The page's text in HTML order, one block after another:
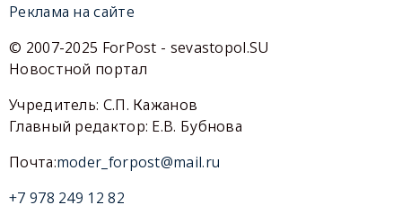
Реклама на сайте
© 2007-2025 ForPost - sevastopol.SU
Новостной портал
Учредитель: С.П. Кажанов
Главный редактор: Е.В. Бубнова
Почта:moder_forpost@mail.ru
+7 978 249 12 82